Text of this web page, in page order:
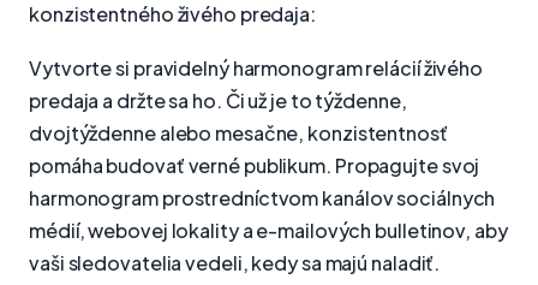
konzistentného živého predaja:
Vytvorte si pravidelný harmonogram relácií živého
predaja a držte sa ho. Či už je to týždenne,
dvojtýždenne alebo mesačne, konzistentnosť
pomáha budovať verné publikum. Propagujte svoj
harmonogram prostredníctvom kanálov sociálnych
médií, webovej lokality a e-mailových bulletinov, aby
vaši sledovatelia vedeli, kedy sa majú naladiť.